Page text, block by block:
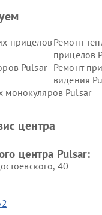
прицеловРемонт
прицелов
Pulsar
Ремонт
видения
монокуляров Pulsar
центра
центра Pulsar:
40